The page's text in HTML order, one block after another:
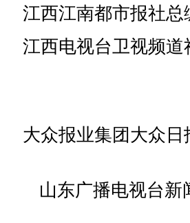
江南都市报社总
电视台卫视频道社
报业集团大众日报
广播电视台新闻